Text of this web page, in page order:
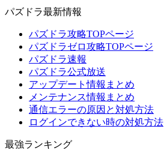
パズドラ最新情報
パズドラ攻略TOPページ
パズドラゼロ攻略TOPページ
パズドラ速報
パズドラ公式放送
アップデート情報まとめ
メンテナンス情報まとめ
通信エラーの原因と対処方法
ログインできない時の対処方法
最強ランキング